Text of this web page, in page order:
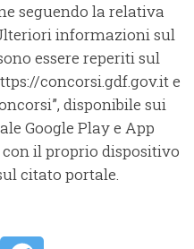
seguendo la relativa
informazioni sul
essere reperiti sul
concorsi.gdf.gov.it e
disponibile sui
Google Play e App
il proprio dispositivo
citato portale.